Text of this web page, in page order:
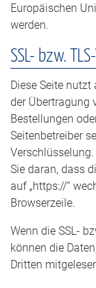
Europäischen
werden.
SSL- bzw.
Diese Seite
der Übertragung
Bestellungen
Seitenbetreiber
Sie daran, dass
auf „https://“
Browserzeile.
Wenn die SSL-
können die
Dritten